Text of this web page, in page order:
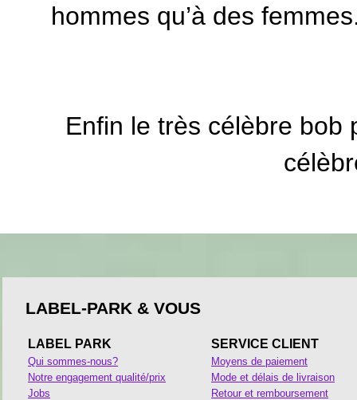
hommes qu’à des
Enfin le très célèbre bob
LABEL-PARK & VOUS
LABEL PARK
Qui sommes-nous?
Notre engagement qualité/prix
Jobs
SERVICE CLIENT
Moyens de paiement
Mode et délais de livraison
Retour et remboursement